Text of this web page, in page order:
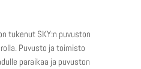
tukenut SKY:n puvuston
Puvusto ja toimisto
paraikaa ja puvuston